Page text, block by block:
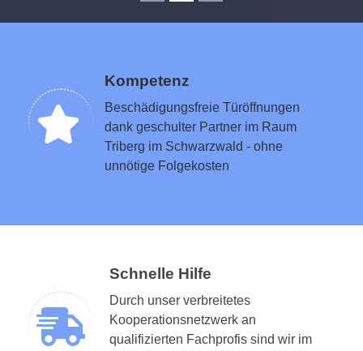
Kompetenz
Beschädigungsfreie Türöffnungen
dank geschulter Partner im Raum
Triberg im Schwarzwald - ohne
unnötige Folgekosten
Schnelle Hilfe
Durch unser verbreitetes
Kooperationsnetzwerk an
qualifizierten Fachprofis sind wir im